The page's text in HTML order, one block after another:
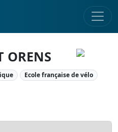
ORENS
Ecole française de vélo